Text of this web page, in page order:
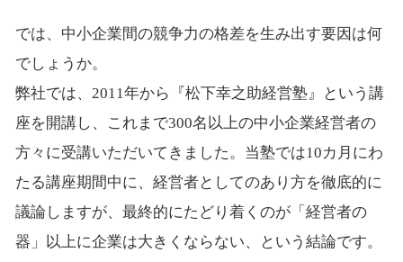
では、中小企業間の競争力の格差を生み出す要因は何
でしょうか。
弊社では、2011年から『松下幸之助経営塾』という講
座を開講し、これまで300名以上の中小企業経営者の
方々に受講いただいてきました。当塾では10カ月にわ
たる講座期間中に、経営者としてのあり方を徹底的に
議論しますが、最終的にたどり着くのが「経営者の
器」以上に企業は大きくならない、という結論です。